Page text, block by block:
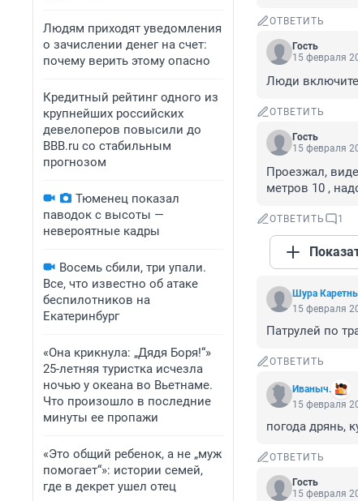
Людям приходят уведомления
о зачислении денег на счет:
почему верить этому опасно
Кредитный рейтинг одного из
крупнейших российских
девелоперов повысили до
BBB.ru со стабильным
прогнозом
Тюменец показал
паводок с высоты —
невероятные кадры
Восемь сбили, три упали.
Все, что известно об атаке
беспилотников на
Екатеринбург
«Она крикнула: „Дядя Боря!“»
25-летняя туристка исчезла
ночью у океана во Вьетнаме.
Что произошло в последние
минуты ее пропажи
«Это общий ребенок, а не „муж
помогает“»: истории семей,
где в декрет ушел отец
ОТВЕТИТЬ
Гость
15 февраля
Люди
ОТВЕТИТЬ
Гость
15 февраля
Проезжал,
метров 10 ,
ОТВЕТИТЬ 1
Шура
15 февраля
Патрулей по
ОТВЕТИТЬ
Иваныч.
15 февраля
погода дрянь,
ОТВЕТИТЬ
Гость
15 февраля